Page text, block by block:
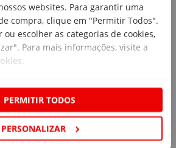
websites. Para garantir uma
compra, clique em "Permitir Todos".
escolher as categorias de cookies,
Para mais informações, visite a
PERMITIR TODOS
PERSONALIZAR
Articulado Rosa E27 Kasa
emb. 1 un